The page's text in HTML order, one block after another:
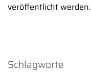
veröffentlicht werden.
Schlagworte